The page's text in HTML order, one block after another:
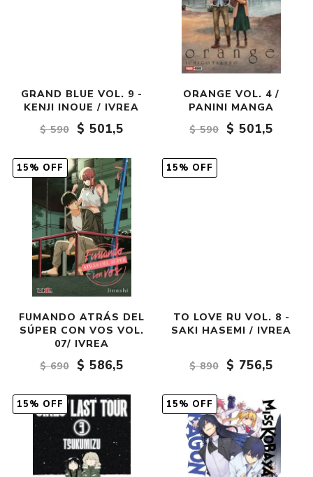
GRAND BLUE VOL. 9 -
KENJI INOUE / IVREA
$ 590
$ 501,5
ORANGE VOL. 4 /
PANINI MANGA
$ 590
$ 501,5
15% OFF
FUMANDO ATRÁS DEL
SÚPER CON VOS VOL.
07/ IVREA
$ 690
$ 586,5
15% OFF
TO LOVE RU VOL. 8 -
SAKI HASEMI / IVREA
$ 890 $ 756,5
15% OFF 15% OFF